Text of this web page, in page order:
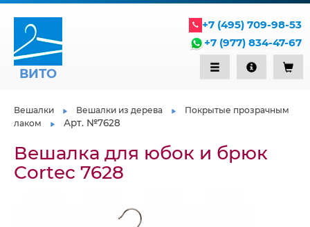
ВИТО
+7 (495) 709-98-53
+7 (977) 834-47-67
Вешалки Вешалки из дерева
Покрытые прозрачным
лаком
Арт. №7628
Вешалка для юбок и брюк
Сortec 7628